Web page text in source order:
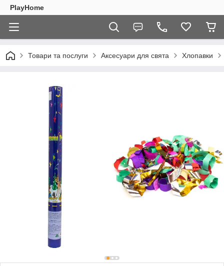
PlayHome
Товари та послуги Аксесуари для свята Хлопавки